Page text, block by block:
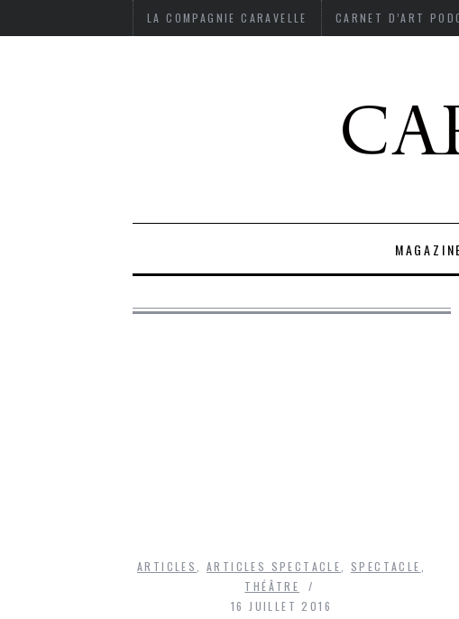
LA COMPAGNIE CARAVELLE CARNET D’ART
ARTICLES ARTICLES SPECTACLE SPECTACLE
THÉÂTRE
16 JUILLET 2016